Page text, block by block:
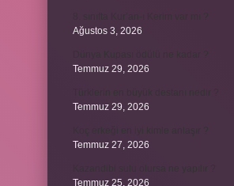
Ağustos 3, 2026
Temmuz 29, 2026
Temmuz 29, 2026
Temmuz 27, 2026
Temmuz 25, 2026